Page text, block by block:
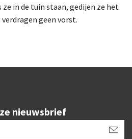
in de tuin staan, gedijen ze het
geen vorst.
nieuwsbrief